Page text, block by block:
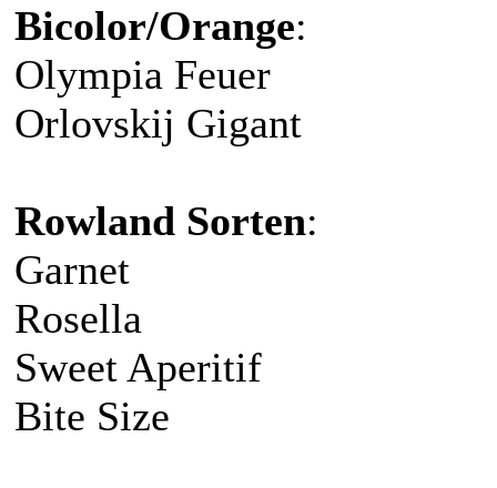
Bicolor/Orange:
Olympia Feuer
Orlovskij Gigant
Rowland Sorten:
Garnet
Rosella
Sweet Aperitif
Bite Size